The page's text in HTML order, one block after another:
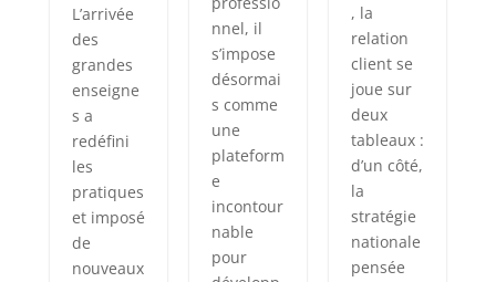
L’arrivée
des
grandes
enseigne
s a
redéfini
les
pratiques
et imposé
de
nouveaux
nnel, il
s’impose
désormai
s comme
une
plateform
e
incontour
nable
pour
, la
relation
client se
joue sur
deux
tableaux :
d’un côté,
la
stratégie
nationale
pensée